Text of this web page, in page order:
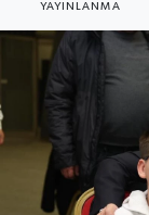
YAYINLANMA